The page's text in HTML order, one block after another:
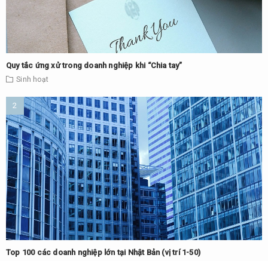
Quy tắc ứng xử trong doanh nghiệp khi “Chia tay”
Sinh hoạt
Top 100 các doanh nghiệp lớn tại Nhật Bản (vị trí 1-50)